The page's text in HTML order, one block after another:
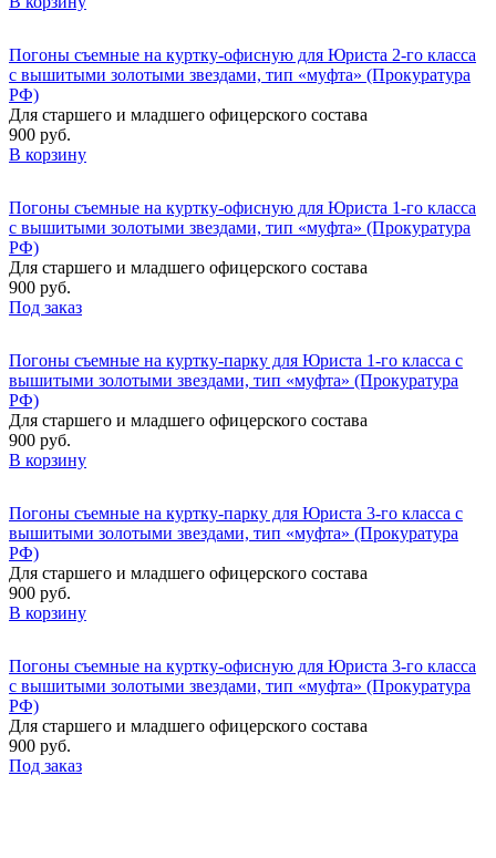
Погоны съемные на куртку-офисную для Юриста 2-го класса
с вышитыми золотыми звездами, тип «муфта» (Прокуратура
РФ)
Для старшего и младшего офицерского состава
900 руб.
В корзину
Погоны съемные на куртку-офисную для Юриста 1-го класса
с вышитыми золотыми звездами, тип «муфта» (Прокуратура
РФ)
Для старшего и младшего офицерского состава
900 руб.
Под заказ
Погоны съемные на куртку-парку для Юриста 1-го класса с
вышитыми золотыми звездами, тип «муфта» (Прокуратура
РФ)
Для старшего и младшего офицерского состава
900 руб.
В корзину
Погоны съемные на куртку-парку для Юриста 3-го класса с
вышитыми золотыми звездами, тип «муфта» (Прокуратура
РФ)
Для старшего и младшего офицерского состава
900 руб.
В корзину
Погоны съемные на куртку-офисную для Юриста 3-го класса
с вышитыми золотыми звездами, тип «муфта» (Прокуратура
РФ)
Для старшего и младшего офицерского состава
900 руб.
Под заказ